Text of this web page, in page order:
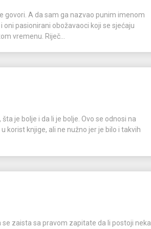
govori. A da sam ga nazvao punim imenom
pasionirani obožavaoci koji se sjećaju
vremenu. Riječ...
je bolje i da li je bolje. Ovo se odnosi na
korist knjige, ali ne nužno jer je bilo i takvih
zaista sa pravom zapitate da li postoji neka